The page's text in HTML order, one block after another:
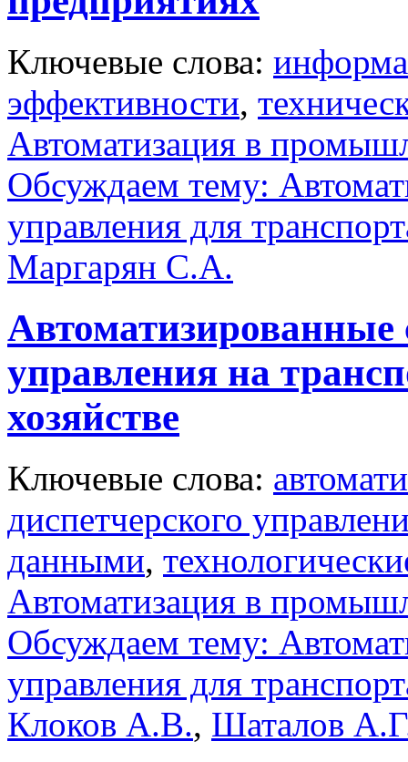
Ключевые слова:
эффективности,
Автоматизация в
Обсуждаем тему:
управления для
Маргарян С.А.
Автоматизированные
управления на
хозяйстве
Ключевые слова:
диспетчерского
данными,
Автоматизация в
Обсуждаем тему:
управления для
Клоков А.В., Шаталов